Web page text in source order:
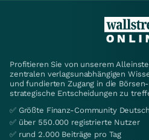
Profitieren Sie von unserem
zentralen verlagsunabhängigen
und fundierten Zugang in die
strategische Entscheidungen zu
✅ Größte Finanz-Community
✅ über 550.000 registrierte Nutzer
✅ rund 2.000 Beiträge pro Tag